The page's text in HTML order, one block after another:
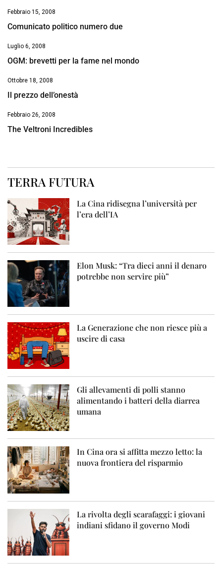
Febbraio 15, 2008
Comunicato politico numero due
Luglio 6, 2008
OGM: brevetti per la fame nel mondo
Ottobre 18, 2008
Il prezzo dell’onestà
Febbraio 26, 2008
The Veltroni Incredibles
TERRA FUTURA
La Cina ridisegna l’università per
l’era dell’IA
Elon Musk: “Tra dieci anni il denaro
potrebbe non servire più”
La Generazione che non riesce più a
uscire di casa
Gli allevamenti di polli stanno
alimentando i batteri della diarrea
umana
In Cina ora si affitta mezzo letto: la
nuova frontiera del risparmio
La rivolta degli scarafaggi: i giovani
indiani sfidano il governo Modi